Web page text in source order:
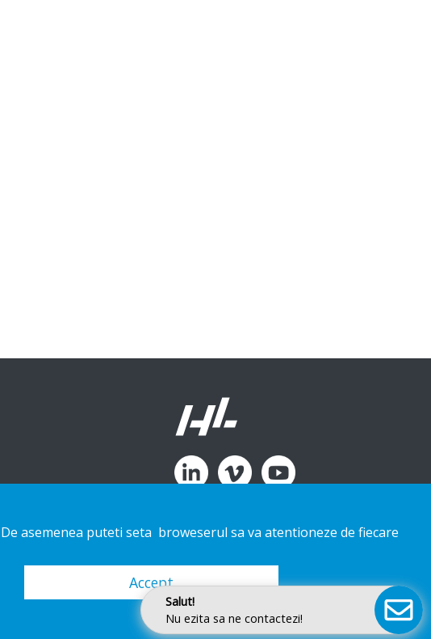
Salut!
Nu ezita sa ne contactezi!
asemenea puteti seta broweserul sa va atentioneze de fiecare
Accept